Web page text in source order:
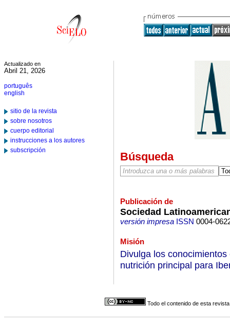
Actualizado en
Abril 21, 2026
português
english
sitio de la revista
sobre nosotros
cuerpo editorial
instrucciones a los autores
subscripción
Búsqueda
Publicación de
Sociedad
versión impresaISSN 0004-
Misión
Divulga los
nutrición principal para
Todo el contenido de esta